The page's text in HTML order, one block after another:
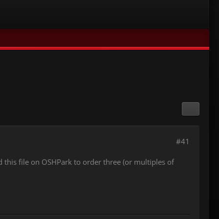
#41
file on OSHPark to order three (or multiples of